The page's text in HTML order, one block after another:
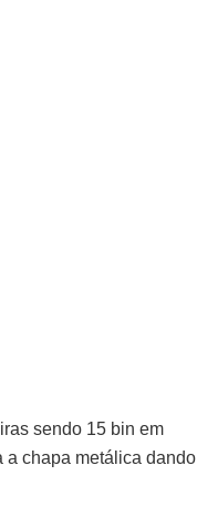
sendo 15 bin em
a chapa metálica dando